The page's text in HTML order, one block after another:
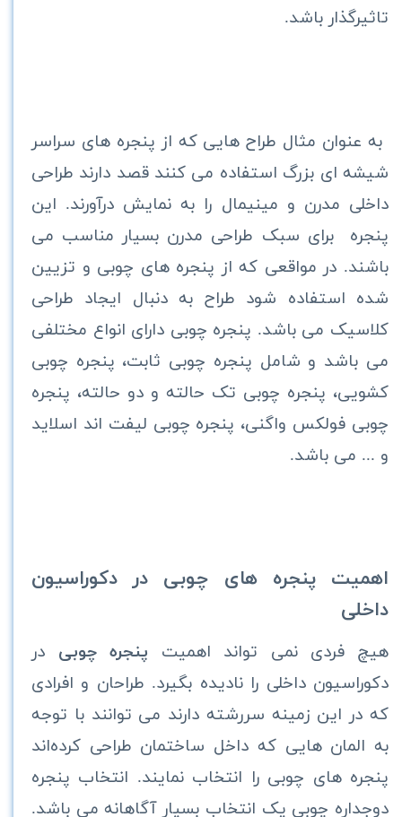
تاثیرگذار باشد.
به عنوان مثال طراح هایی که از پنجره های سراسر
شیشه ای بزرگ استفاده می کنند قصد دارند طراحی
داخلی مدرن و مینیمال را به نمایش درآورند. این
پنجره برای سبک طراحی مدرن بسیار مناسب می
باشند. در مواقعی که از پنجره های چوبی و تزیین
شده استفاده شود طراح به دنبال ایجاد طراحی
کلاسیک می باشد. پنجره چوبی دارای انواع مختلفی
می باشد و شامل پنجره چوبی ثابت، پنجره چوبی
کشویی، پنجره چوبی تک حالته و دو حالته، پنجره
چوبی فولکس واگنی، پنجره چوبی لیفت اند اسلاید
و ... می باشد.
اهمیت پنجره های چوبی در دکوراسیون
داخلی
هیچ فردی نمی تواند اهمیت پنجره چوبی در
دکوراسیون داخلی را نادیده بگیرد. طراحان و افرادی
که در این زمینه سررشته دارند می توانند با توجه
به المان هایی که داخل ساختمان طراحی کرده‌اند
پنجره های چوبی را انتخاب نمایند. انتخاب پنجره
دوجداره چوبی یک انتخاب بسیار آگاهانه می باشد.